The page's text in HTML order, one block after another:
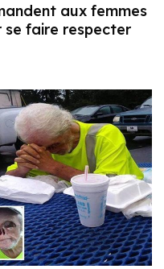
aux femmes
se faire respecter